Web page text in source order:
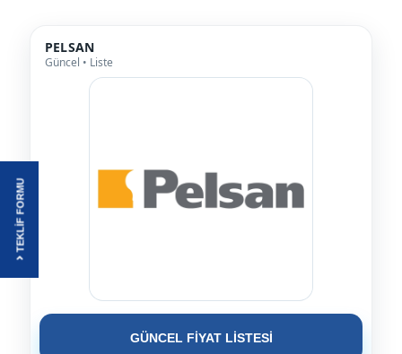
TEKLİF FORMU
PELSAN
Güncel • Liste
GÜNCEL FİYAT LİSTESİ